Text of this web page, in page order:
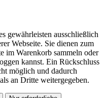
gewährleisten ausschließlich
Webseite. Sie dienen zum
im Warenkorb sammeln oder
kannst. Ein Rückschluss
möglich und dadurch
an Dritte weitergegeben.